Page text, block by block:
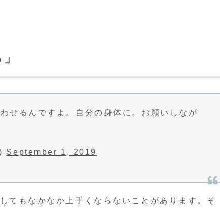
せるんですよ。自分の身体に。お願いしなが
September 1, 2019
てもなかなか上手くならないことがあります。そ